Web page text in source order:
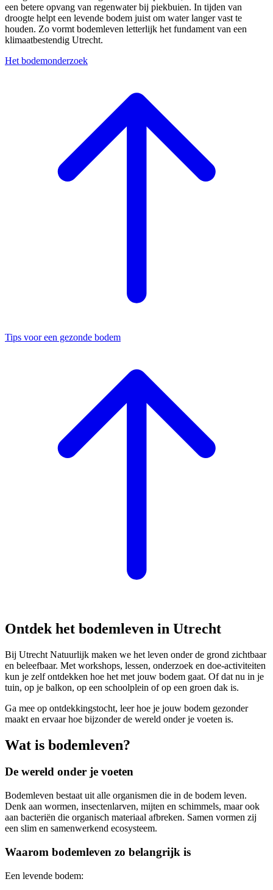
een betere opvang van regenwater bij piekbuien. In tijden van
droogte helpt een levende bodem juist om water langer vast te
houden. Zo vormt bodemleven letterlijk het fundament van een
klimaatbestendig Utrecht.
Het bodemonderzoek
Tips voor een gezonde bodem
Ontdek het bodemleven in Utrecht
Bij Utrecht Natuurlijk maken we het leven onder de grond zichtbaar
en beleefbaar. Met workshops, lessen, onderzoek en doe-activiteiten
kun je zelf ontdekken hoe het met jouw bodem gaat. Of dat nu in je
tuin, op je balkon, op een schoolplein of op een groen dak is.
Ga mee op ontdekkingstocht, leer hoe je jouw bodem gezonder
maakt en ervaar hoe bijzonder de wereld onder je voeten is.
Wat is bodemleven?
De wereld onder je voeten
Bodemleven bestaat uit alle organismen die in de bodem leven.
Denk aan wormen, insectenlarven, mijten en schimmels, maar ook
aan bacteriën die organisch materiaal afbreken. Samen vormen zij
een slim en samenwerkend ecosysteem.
Waarom bodemleven zo belangrijk is
Een levende bodem: